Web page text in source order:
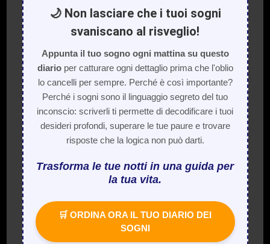
🌙 Non lasciare che i tuoi sogni
svaniscano al risveglio!
Appunta il tuo sogno ogni mattina su questo
diarioper catturare ogni dettaglio prima che l'oblio
lo cancelli per sempre. Perché è così importante?
Perché i sogni sono il linguaggio segreto del tuo
inconscio: scriverli ti permette di decodificare i tuoi
desideri profondi, superare le tue paure e trovare
risposte che la logica non può darti.
Trasforma le tue notti in una guida per
la tua vita.
🛒 ORDINA ORA IL TUO DIARIO DEI
SOGNI